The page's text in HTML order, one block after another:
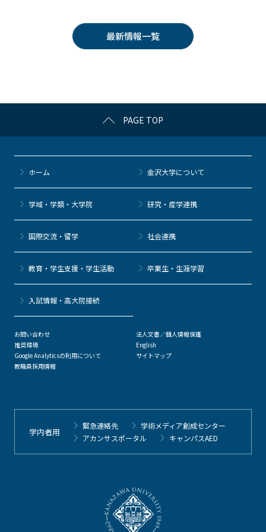
k
erk
et
n
a
最新情報一覧
PAGE TOP
ホーム 金沢大学について
学域・学類・大学院 研究・産学連携
国際交流・留学 社会連携
教育・学生支援・学生活動 卒業生・生涯学習
⼊試情報・高大院接続
お問い合わせ
推奨環境
Google Analyticsの利用について
教職員採用情報
法人文書／個人情報保護
English
サイトマップ
学内者用
緊急連絡先
学術メディア創成センター
アカンサスポータル
キャンパスAED